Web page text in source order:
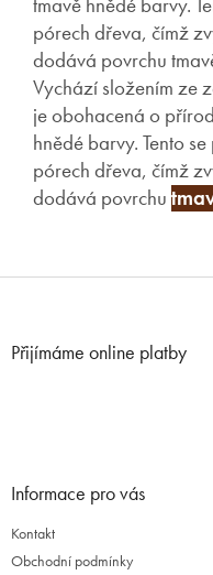
Vychází složením ze
je obohacená o
hnědé barvy. Tento
pórech dřeva, čímž
dodává povrchu
Z
Přijímáme online platby
Informace pro vás
Kontakt
Obchodní podmínky